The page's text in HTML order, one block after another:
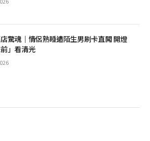
驚魂｜情侶熟睡遭陌生男刷卡直闖 開燈
前」看清光